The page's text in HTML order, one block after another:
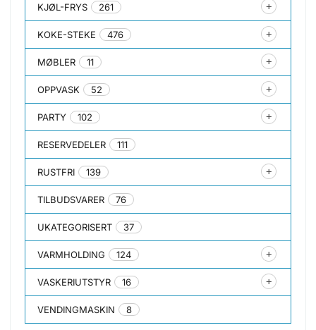
KJØL-FRYS 261
KOKE-STEKE 476
MØBLER 11
OPPVASK 52
PARTY 102
RESERVEDELER 111
RUSTFRI 139
TILBUDSVARER 76
UKATEGORISERT 37
VARMHOLDING 124
VASKERIUTSTYR 16
VENDINGMASKIN 8